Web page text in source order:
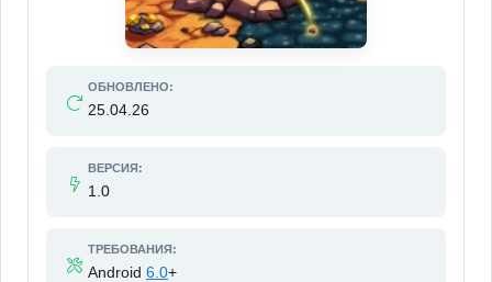
ОБНОВЛЕНО:
25.04.26
ВЕРСИЯ:
1.0
ТРЕБОВАНИЯ:
Android 6.0+